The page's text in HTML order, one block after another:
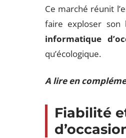
Ce marché réunit
faire exploser son
informatique
qu’écologique.
A lire en
Fiabilité